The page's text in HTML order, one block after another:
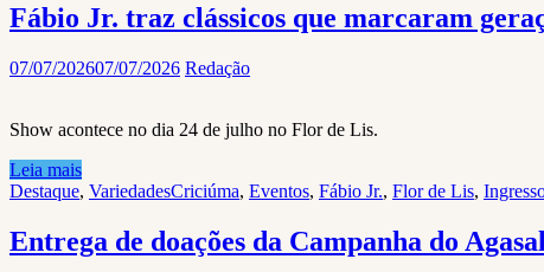
Fábio Jr. traz clássicos que marcaram
07/07/202607/07/2026 Redação
Show acontece no dia 24 de julho no Flor de Lis.
Leia mais
Destaque, VariedadesCriciúma, Eventos, Fábio Jr., Flor de Lis,
Entrega de doações da Campanha do